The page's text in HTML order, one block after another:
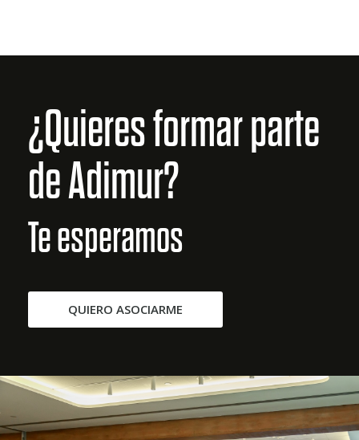
¿Quieres formar parte
de Adimur?
Te esperamos
QUIERO ASOCIARME